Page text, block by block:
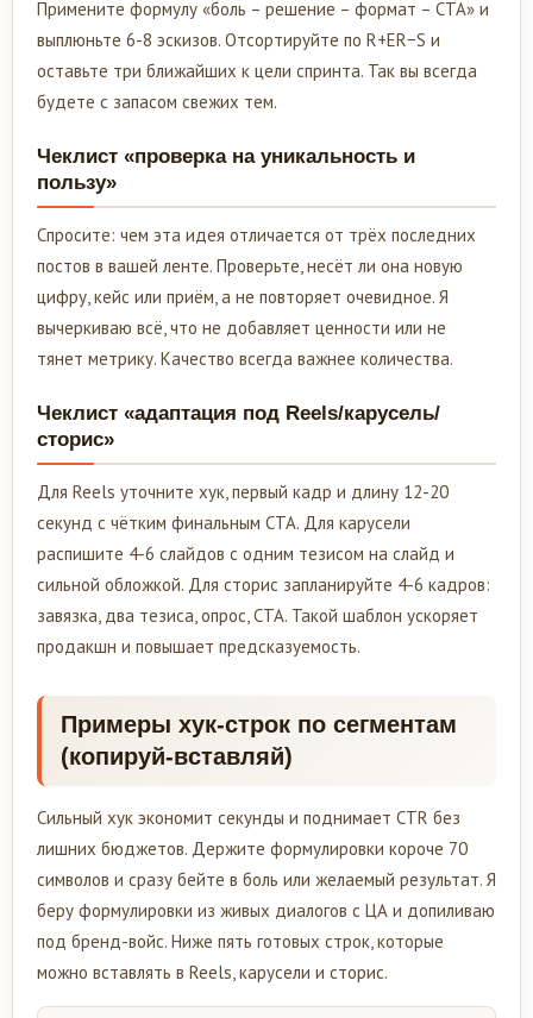
Примените формулу «боль – решение – формат – CTA» и
выплюньте 6-8 эскизов. Отсортируйте по R+ER−S и
оставьте три ближайших к цели спринта. Так вы всегда
будете с запасом свежих тем.
Чеклист «проверка на уникальность и
пользу»
Спросите: чем эта идея отличается от трёх последних
постов в вашей ленте. Проверьте, несёт ли она новую
цифру, кейс или приём, а не повторяет очевидное. Я
вычеркиваю всё, что не добавляет ценности или не
тянет метрику. Качество всегда важнее количества.
Чеклист «адаптация под Reels/карусель/
сторис»
Для Reels уточните хук, первый кадр и длину 12-20
секунд с чётким финальным CTA. Для карусели
распишите 4-6 слайдов с одним тезисом на слайд и
сильной обложкой. Для сторис запланируйте 4-6 кадров:
завязка, два тезиса, опрос, CTA. Такой шаблон ускоряет
продакшн и повышает предсказуемость.
Примеры хук-строк по сегментам
(копируй-вставляй)
Сильный хук экономит секунды и поднимает CTR без
лишних бюджетов. Держите формулировки короче 70
символов и сразу бейте в боль или желаемый результат. Я
беру формулировки из живых диалогов с ЦА и допиливаю
под бренд-войс. Ниже пять готовых строк, которые
можно вставлять в Reels, карусели и сторис.